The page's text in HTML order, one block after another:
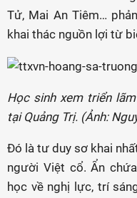
Tử, Mai An Tiêm…
khai thác nguồn lợi từ
Học sinh xem triển
tại Quảng Trị. (Ảnh:
Đó là tư duy sơ khai
người Việt cổ. Ẩn
học về nghị lực, trí